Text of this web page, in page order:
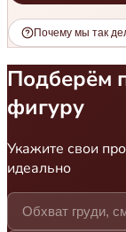
Почему мы так
Подберём
фигуру
Укажите свои
идеально